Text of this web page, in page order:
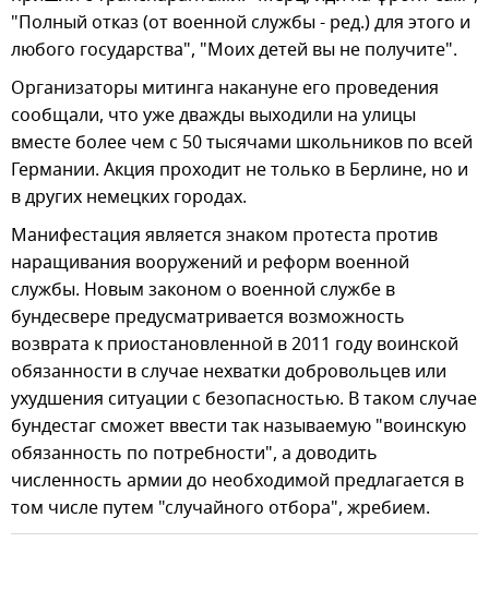
"Полный отказ (от военной службы - ред.) для этого и
любого государства", "Моих детей вы не получите".
Организаторы митинга накануне его проведения
сообщали, что уже дважды выходили на улицы
вместе более чем с 50 тысячами школьников по всей
Германии. Акция проходит не только в Берлине, но и
в других немецких городах.
Манифестация является знаком протеста против
наращивания вооружений и реформ военной
службы. Новым законом о военной службе в
бундесвере предусматривается возможность
возврата к приостановленной в 2011 году воинской
обязанности в случае нехватки добровольцев или
ухудшения ситуации с безопасностью. В таком случае
бундестаг сможет ввести так называемую "воинскую
обязанность по потребности", а доводить
численность армии до необходимой предлагается в
том числе путем "случайного отбора", жребием.